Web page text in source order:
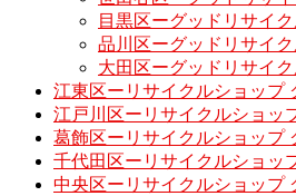
目黒区ーグッドリサイ
品川区ーグッドリサイ
大田区ーグッドリサイ
江東区ーリサイクルショップ
江戸川区ーリサイクルショッ
葛飾区ーリサイクルショップ
千代田区ーリサイクルショッ
中央区ーリサイクルショップ